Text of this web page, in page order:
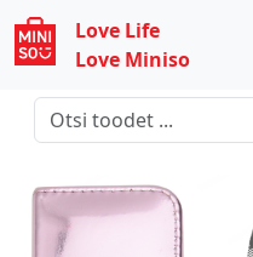
Love Life
Love Miniso